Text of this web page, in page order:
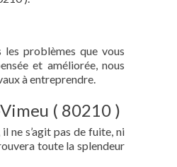
problèmes que vous
et améliorée, nous
à entreprendre.
( 80210 )
ne s’agit pas de fuite, ni
toute la splendeur